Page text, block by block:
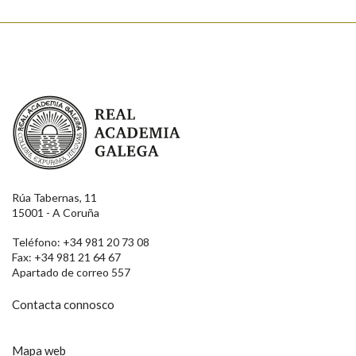
Real Academia Galega
Rúa Tabernas, 11
15001 - A Coruña
Teléfono: +34 981 20 73 08
Fax: +34 981 21 64 67
Apartado de correo 557
Contacta connosco
Mapa web